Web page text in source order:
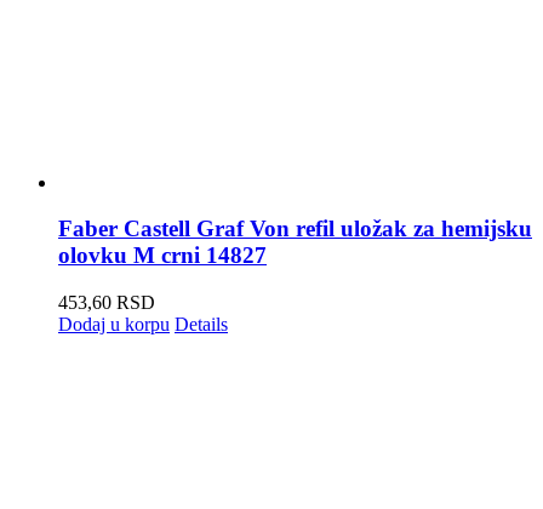
Faber Castell Graf Von refil uložak za hemijsku
olovku M crni 14827
453,60 RSD
Dodaj u korpu Details